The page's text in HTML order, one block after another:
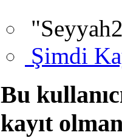
Şimdi
Bu
kayıt